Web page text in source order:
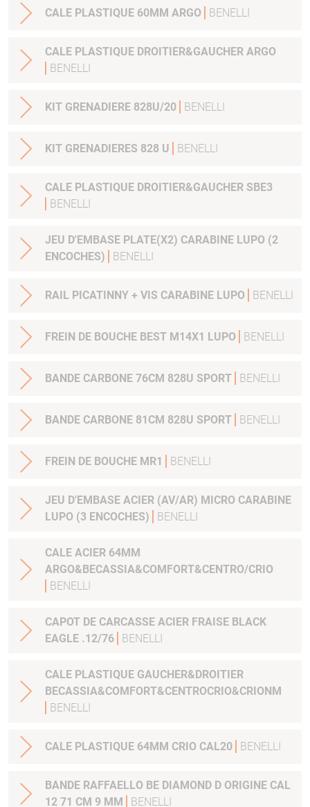
CALE PLASTIQUE 60MM ARGO BENELLI
CALE PLASTIQUE DROITIER&GAUCHER ARGO
BENELLI
KIT GRENADIERE 828U/20 BENELLI
KIT GRENADIERES 828 U BENELLI
CALE PLASTIQUE DROITIER&GAUCHER SBE3
BENELLI
JEU D'EMBASE PLATE(X2) CARABINE LUPO (2
ENCOCHES)
BENELLI
RAIL PICATINNY + VIS CARABINE LUPO BENELLI
FREIN DE BOUCHE BEST M14X1 LUPO BENELLI
BANDE CARBONE 76CM 828U SPORT BENELLI
BANDE CARBONE 81CM 828U SPORT BENELLI
FREIN DE BOUCHE MR1 BENELLI
JEU D'EMBASE ACIER (AV/AR) MICRO CARABINE
LUPO (3 ENCOCHES)
BENELLI
CALE ACIER 64MM
ARGO&BECASSIA&COMFORT&CENTRO/CRIO
BENELLI
CAPOT DE CARCASSE ACIER FRAISE BLACK
EAGLE .12/76
BENELLI
CALE PLASTIQUE GAUCHER&DROITIER
BECASSIA&COMFORT&CENTROCRIO&CRIONM
BENELLI
CALE PLASTIQUE 64MM CRIO CAL20 BENELLI
BANDE RAFFAELLO BE DIAMOND D ORIGINE CAL
12 71 CM 9 MM
BENELLI